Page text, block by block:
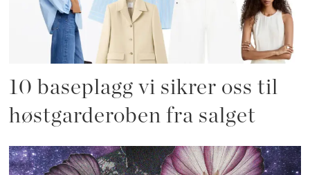
10 baseplagg vi sikrer oss til
høstgarderoben fra salget